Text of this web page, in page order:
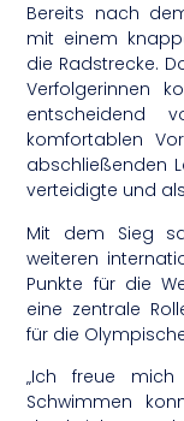
Bereits nach
mit einem
die Radstrecke.
Verfolgerinnen
entscheidend
komfortablen
abschließenden
verteidigte und
Mit dem Sieg
weiteren
Punkte für die
eine zentrale
für die
„Ich freue
Schwimmen